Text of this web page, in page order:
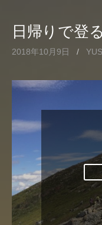
日帰りで登
2018年10月9日 /